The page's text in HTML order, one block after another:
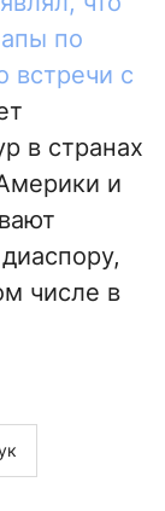
по
встречи с
в странах
и
числе в